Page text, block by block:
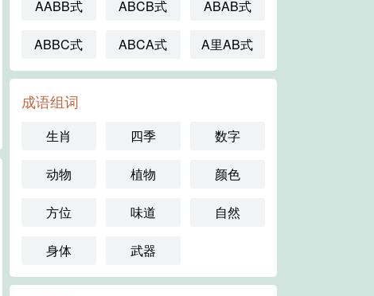
AABB式 ABCB式 ABAB式
ABBC式 ABCA式 A里AB式
成语组词
生肖 四季 数字
动物 植物 颜色
方位 味道 自然
身体 武器